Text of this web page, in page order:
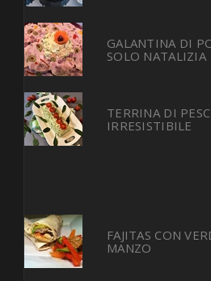
GALANTINA DI
SOLO NATALIZIA
TERRINA DI
IRRESISTIBILE
FAJITAS CON
MANZO